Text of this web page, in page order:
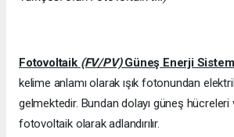
Fotovoltaik (FV/PV)Güneş Enerji
kelime anlamı olarak ışık fotonundan
gelmektedir. Bundan dolayı güneş hücreleri
fotovoltaik olarak adlandırılır.